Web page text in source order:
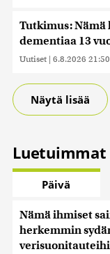
Tutkimus: Nämä
dementiaa 13
Uutiset | 6.8.2026 21:50
Näytä lisää
Luetuimmat
Päivä
Nämä ihmiset
herkemmin